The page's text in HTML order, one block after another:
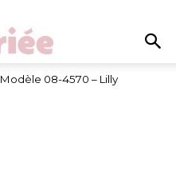
Modèle 08-4570 – Lilly